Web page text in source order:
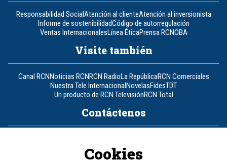
Responsabilidad SocialAtención al clienteAtención al inversionista
Informe de sostenibilidadCódigo de autorregulación
Ventas InternacionalesLínea ÉticaPrensa RCNOBA
Visite también
Canal RCNNoticias RCNRCN RadioLa RepúblicaRCN Comerciales
Nuestra Tele InternacionalNovelasFidesTDT
Un producto de RCN TelevisiónRCN Total
Contáctenos
Cookies